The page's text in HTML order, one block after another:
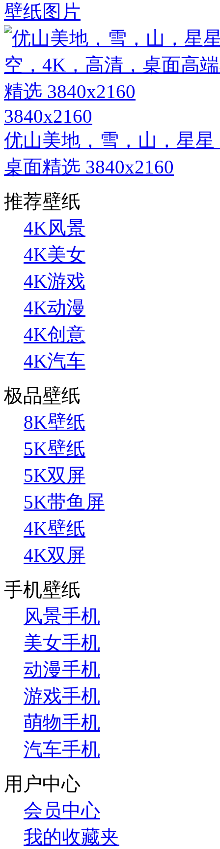
壁纸图片
3840x2160
优山美地，雪，山，星
桌面精选 3840x2160
推荐壁纸
4K风景
4K美女
4K游戏
4K动漫
4K创意
4K汽车
极品壁纸
8K壁纸
5K壁纸
5K双屏
5K带鱼屏
4K壁纸
4K双屏
手机壁纸
风景手机
美女手机
动漫手机
游戏手机
萌物手机
汽车手机
用户中心
会员中心
我的收藏夹